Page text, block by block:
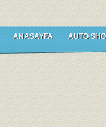
ANASAYFA AUTO